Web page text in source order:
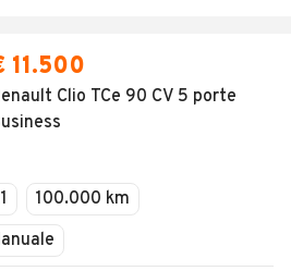
11.500
Clio TCe 90 CV 5 porte
100.000 km